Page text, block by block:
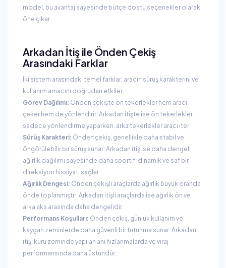
model, bu avantaj sayesinde bütçe dostu seçenekler olarak
öne çıkar.
Arkadan İtiş ile Önden Çekiş
Arasındaki Farklar
İki sistem arasındaki temel farklar, aracın sürüş karakterini ve
kullanım amacını doğrudan etkiler.
Görev Dağılımı: Önden çekişte ön tekerlekler hem aracı
çeker hem de yönlendirir. Arkadan itişte ise ön tekerlekler
sadece yönlendirme yaparken, arka tekerlekler aracı iter.
Sürüş Karakteri: Önden çekiş, genellikle daha stabil ve
öngörülebilir bir sürüş sunar. Arkadan itiş ise daha dengeli
ağırlık dağılımı sayesinde daha sportif, dinamik ve saf bir
direksiyon hissiyatı sağlar.
Ağırlık Dengesi: Önden çekişli araçlarda ağırlık büyük oranda
önde toplanmıştır. Arkadan itişli araçlarda ise ağırlık ön ve
arka aks arasında daha dengelidir.
Performans Koşulları: Önden çekiş, günlük kullanım ve
kaygan zeminlerde daha güvenli bir tutunma sunar. Arkadan
itiş, kuru zeminde yapılan ani hızlanmalarda ve viraj
performansında daha üstündür.